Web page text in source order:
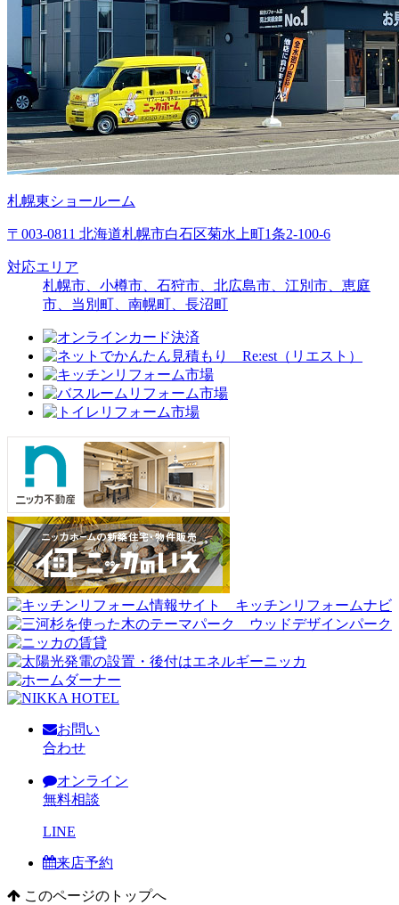
札幌東ショールーム
〒003-0811 北海道札幌市白石区菊水上町1条2-100-6
対応エリア
札幌市、小樽市、石狩市、北広島市、江別市、恵庭
市、当別町、南幌町、長沼町
お問い
合わせ
オンライン
無料相談
LINE
来店予約
このページのトップへ